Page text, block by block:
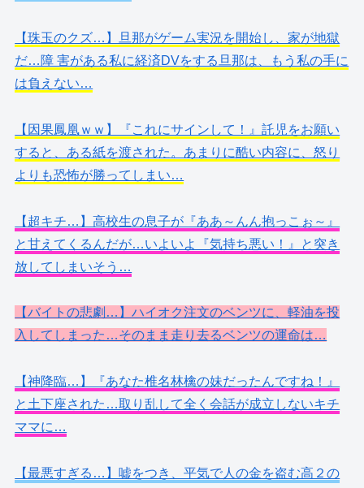
【珠玉のクズ…】旦那がゲーム実況を開始し、家が地獄
だ…障 害がある私に経済DVをする旦那は、もう私の手に
は負えない…
【因果鳳凰ｗｗ】『これにサインして！』託児をお願い
すると、ある紙を渡された。あまりに酷い内容に、怒り
よりも恐怖が勝ってしまい…
【超キチ…】高校生の息子が『ああ～んん抱っこぉ～』
と甘えてくるんだが…いよいよ『気持ち悪い！』と突き
放してしまいそう…
【バイトの悲劇…】ハイオク注文のベンツに、軽油を投
入してしまった…そのまま走り去るベンツの運命は…
【神降臨…】『あなた椎名林檎の妹だったんですね！』
と土下座された…取り乱して全く会話が成立しないキチ
ママに…
【最悪すぎる…】嘘をつき、平気で人の金を盗む高２の